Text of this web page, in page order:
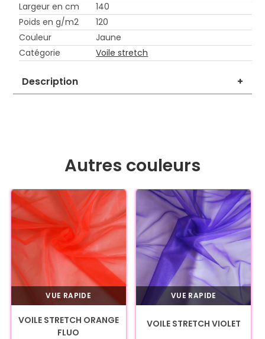
Largeur en cm
140
Poids en g/m2
120
Couleur
Jaune
Catégorie
Voile stretch
Description +
Autres couleurs
VUE RAPIDE
VOILE STRETCH ORANGE
FLUO
VUE RAPIDE
VOILE STRETCH VIOLET